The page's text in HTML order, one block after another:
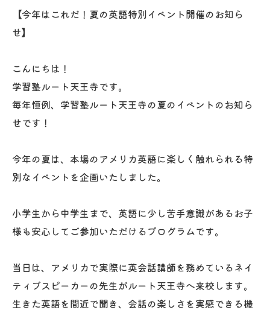
【今年はこれだ！夏の英語特別イベント開催のお知ら
せ】
こんにちは！
学習塾ルート天王寺です。
毎年恒例、学習塾ルート天王寺の夏のイベントのお知ら
せです！
今年の夏は、本場のアメリカ英語に楽しく触れられる特
別なイベントを企画いたしました。
小学生から中学生まで、英語に少し苦手意識があるお子
様も安心してご参加いただけるプログラムです。
当日は、アメリカで実際に英会話講師を務めているネイ
ティブスピーカーの先生がルート天王寺へ来校します。
生きた英語を間近で聞き、会話の楽しさを実感できる機